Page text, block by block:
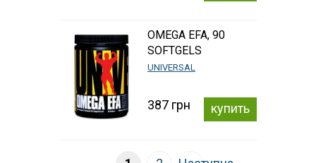
OMEGA EFA, 90
SOFTGELS
UNIVERSAL
387 грн купить